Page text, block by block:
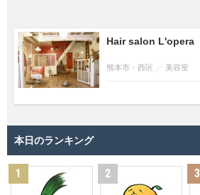
Hair salon L'opera
熊本市・西区 美容室
本日のランキング
1 2 3